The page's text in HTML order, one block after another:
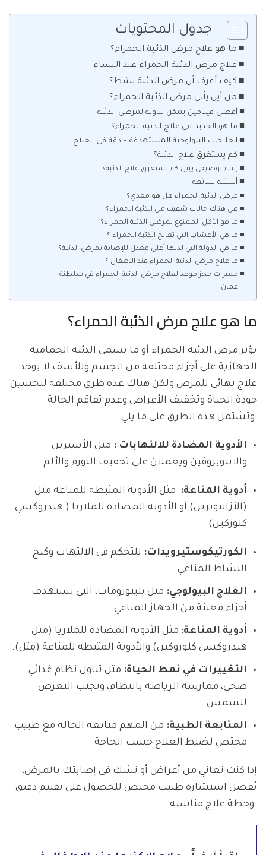
جدول المحتويات
ما هو علاج مرض الذئبة الحمراء؟
علاج مرض الذئبة الحمراء عند النساء
كيف أعرف أن مرض الذئبة نشط؟
من أين يأتي مرض الذئبة الحمراء؟
أفضل فيتامين يمكن تناوله لمرضى الذئبة
ما هو الجديد في علاج الذئبة الحمراء؟
العلاجات البيولوجية المستهدفة – دقة في العلاج
كم يستغرق علاج الذئبة؟
رسم توضيحي يبين كم يستغرق علاج الذئبة؟
أسئلة شائعة
مرض الذئبة الحمراء هل هو معدي؟
هل هناك حالات شفيت من الذئبة الحمراء؟
ما هو الأكل الممنوع لمرضى الذئبة الحمراء؟
ما هي الأعشاب التي تعالج الذئبة الحمراء ؟
ما هي الدولة التي لديها أعلى معدل للإصابة بمرض الذئبة؟
ما علاج مرض الذئبة الحمراء عند الاطفال ؟
مميزات حجز موعد لعلاج مرض الذئبة الحمراء في سلطنة
عمان
ما هو علاج مرض الذئبة الحمراء؟
يؤثر مرض الذئبة الحمراء أو ما يسمى الذئبة الحمامية
الجهازية على أجزاء مختلفة من الجسم وللأسف لا يوجد
علاج نهائى للمرض ولكن هناك عدة طرق مختلفة لتحسين
جودة الحياة وتخفيف الأعراض وعدم تفاقم الحالة
وتشتمل هذه الطرق على ما يلي:
الأدوية المضادة للالتهابات : مثل الأسبرين
والايبوبروفين ويعملان على تخفيف التورم والألم.
أدوية المناعة:
مثل الأدوية المثبطة للمناعة مثل
(الآزاثيوبرين) أو الأدوية المضادة للملاريا ( هيدروكسي
كلوركين).
الكورتيكوستيرويدات: للتحكم في الالتهاب وكبح
النشاط المناعي.
العلاج البيولوجي: مثل بليتوزوماب، التي تستهدف
أجزاء معينة من الجهاز المناعي.
أدوية المناعة: مثل الأدوية المضادة للملاريا (مثل
هيدروكسي كلوروكين) والأدوية المثبطة للمناعة (مثل).
التغييرات في نمط الحياة: مثل تناول نظام غذائي
صحي، ممارسة الرياضة بانتظام، وتجنب التعرض
للشمس.
المتابعة الطبية: من المهم متابعة الحالة مع طبيب
مختص لضبط العلاج حسب الحاجة.
إذا كنت تعاني من أعراض أو تشك في إصابتك بالمرض،
يُفضل استشارة طبيب مختص للحصول على تقييم دقيق
وخطة علاج مناسبة.